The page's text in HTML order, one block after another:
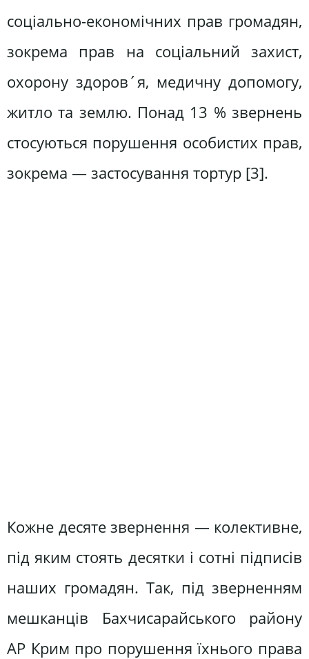
соціально-економічних прав громадян,
зокрема прав на соціальний захист,
охорону здоров´я, медичну допомогу,
житло та землю. Понад 13 % звернень
стосуються порушення особистих прав,
зокрема — застосування тортур [3].
Кожне десяте звернення — колективне,
під яким стоять десятки і сотні підписів
наших громадян. Так, під зверненням
мешканців Бахчисарайського району
АР Крим про порушення їхнього права